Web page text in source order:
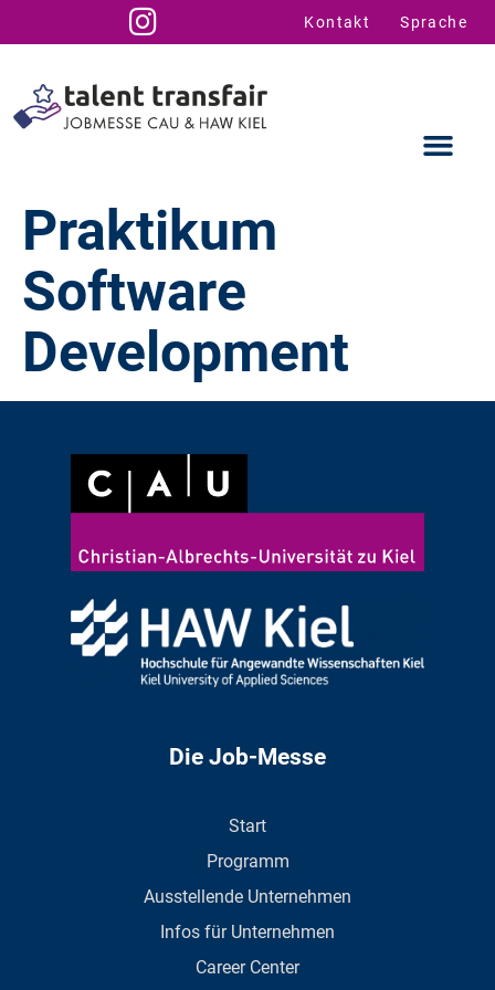
Kontakt Sprache
Praktikum
Software
Development
Die Job-Messe
Start
Programm
Ausstellende Unternehmen
Infos für Unternehmen
Career Center